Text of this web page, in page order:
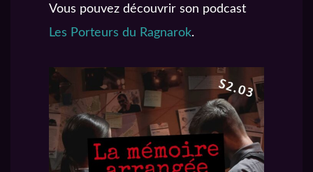
Vous pouvez découvrir son podcast
Les Porteurs du Ragnarok.